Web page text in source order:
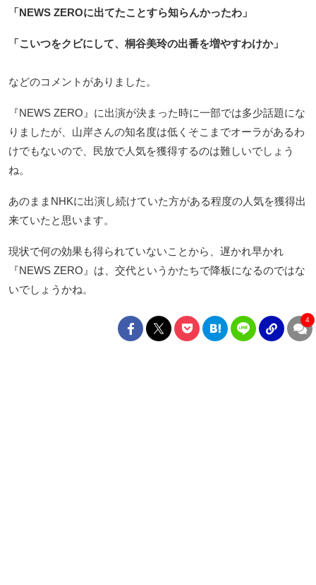
「NEWS ZEROに出てたことすら知らんかったわ」
「こいつをクビにして、桐谷美玲の出番を増やすわけか」
などのコメントがありました。
『NEWS ZERO』に出演が決まった時に一部では多少話題にな
りましたが、山岸さんの知名度は低くそこまでオーラがあるわ
けでもないので、民放で人気を獲得するのは難しいでしょう
ね。
あのままNHKに出演し続けていた方がある程度の人気を獲得出
来ていたと思います。
現状で何の効果も得られていないことから、遅かれ早かれ
『NEWS ZERO』は、交代というかたちで降板になるのではな
いでしょうかね。
4